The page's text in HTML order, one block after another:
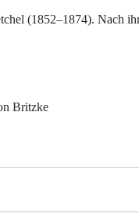
(1852–1874). Nach
Britzke